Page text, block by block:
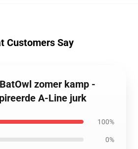
Customers Say
zomer kamp -
A-Line jurk
100%
0%